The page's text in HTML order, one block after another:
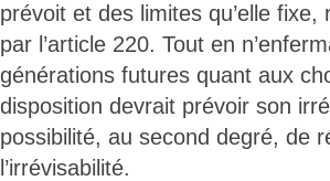
prévoit et des limites qu’elle
par l’article 220. Tout en
générations futures quant aux
disposition devrait prévoir son
possibilité, au second degré, de
l’irrévisabilité.